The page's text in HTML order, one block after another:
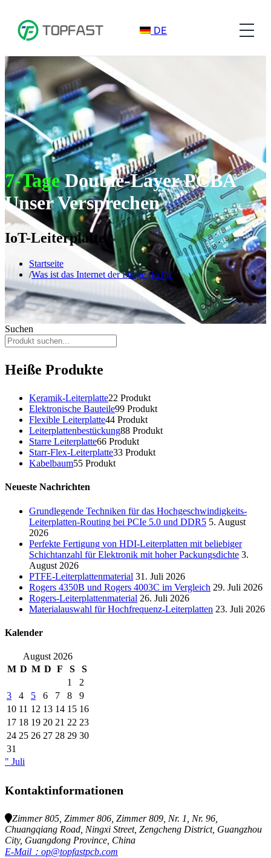
DE
7-TageDouble-Layer PCBA
Unser Versprechen
IoT-Leiterplatte
Startseite
Was ist das Internet der Dinge (IoT)?
Suchen
Heiße Produkte
Keramik-Leiterplatte22 Produkt
Elektronische Bauteile99 Produkt
Flexible Leiterplatte44 Produkt
Leiterplattenbestückung88 Produkt
Starre Leiterplatte66 Produkt
Starr-Flex-Leiterplatte33 Produkt
Kabelbaum55 Produkt
Neueste Nachrichten
Grundlegende Techniken für das Hochgeschwindigkeits-
Leiterplatten-Routing bei PCIe 5.0 und DDR5 5. August
2026
Perfekte Fertigung von HDI-Leiterplatten mit beliebiger
Schichtanzahl für Elektronik mit hoher Packungsdichte 3.
August 2026
PTFE-Leiterplattenmaterial 31. Juli 2026
Rogers 4350B und Rogers 4003C im Vergleich 29. Juli 2026
Rogers-Leiterplattenmaterial 26. Juli 2026
Materialauswahl für Hochfrequenz-Leiterplatten 23. Juli 2026
Kalender
August 2026
M D M D F S
S
1
2
3
4 5 6 7 8
9
10 11 12 13 14 15 16
17 18 19 20 21 22 23
24 25 26 27 28 29 30
31
" Juli
Kontaktinformationen
Zimmer 805, Zimmer 806, Zimmer 809, Nr. 1, Nr. 96,
Chuangqiang Road, Ningxi Street, Zengcheng District, Guangzhou
City, Guangdong Province, China
E-Mail：op@topfastpcb.com